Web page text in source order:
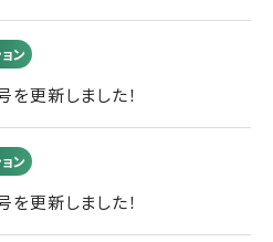
ン
更新しました！
ン
更新しました！